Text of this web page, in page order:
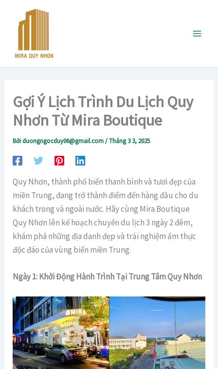
Gợi Ý Lịch Trình Du Lịch Quy
Nhơn Từ Mira Boutique
Bởiduongngocduy06@gmail.com/Tháng 3 3, 2025
Quy Nhơn, thành phố biển thanh bình và tươi đẹp của
miền Trung, đang trở thành điểm đến hàng đầu cho du
khách trong và ngoài nước. Hãy cùng Mira Boutique
Quy Nhơn lên kế hoạch chuyến du lịch 3 ngày 2 đêm,
khám phá những địa danh đẹp và trải nghiệm ẩm thực
độc đáo của vùng biển miền Trung.
Ngày 1: Khởi Động Hành Trình Tại Trung Tâm Quy Nhơn